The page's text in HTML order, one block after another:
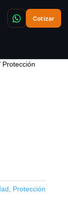
Cotizar
Protección
Protección